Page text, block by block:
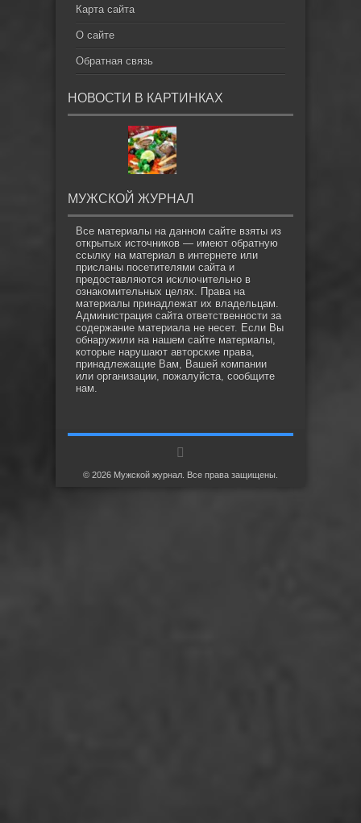
Карта сайта
О сайте
Обратная связь
НОВОСТИ В КАРТИНКАХ
МУЖСКОЙ ЖУРНАЛ
Все материалы на данном сайте взяты из
открытых источников — имеют обратную
ссылку на материал в интернете или
присланы посетителями сайта и
предоставляются исключительно в
ознакомительных целях. Права на
материалы принадлежат их владельцам.
Администрация сайта ответственности за
содержание материала не несет. Если Вы
обнаружили на нашем сайте материалы,
которые нарушают авторские права,
принадлежащие Вам, Вашей компании
или организации, пожалуйста, сообщите
нам.
© 2026 Мужской журнал. Все права защищены.